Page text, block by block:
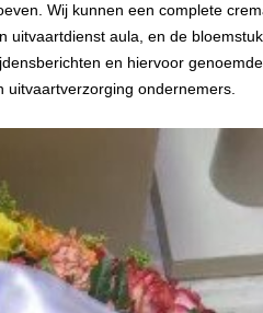
Wij kunnen een complete
uitvaartdienst aula, en de
en hiervoor genoemde
ondernemers.